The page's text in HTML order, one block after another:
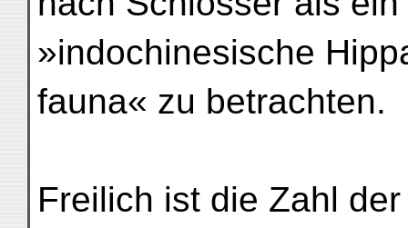
»indochinesische
fauna« zu betrachten.
Freilich ist die Zahl